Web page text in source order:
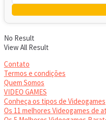
No Result
View All Result
Contato
Termos e condições
Quem Somos
VIDEO GAMES
Conheça os tipos de Videogames
Os 11 melhores Videogames de